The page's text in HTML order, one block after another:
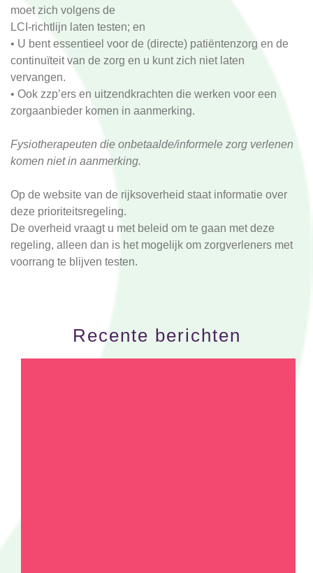
moet zich volgens de
LCI-richtlijn laten testen; en
• U bent essentieel voor de (directe) patiëntenzorg en de
continuïteit van de zorg en u kunt zich niet laten
vervangen.
• Ook zzp’ers en uitzendkrachten die werken voor een
zorgaanbieder komen in aanmerking.
Fysiotherapeuten die onbetaalde/informele zorg verlenen
komen niet in aanmerking.
Op de website van de rijksoverheid staat informatie over
deze prioriteitsregeling.
De overheid vraagt u met beleid om te gaan met deze
regeling, alleen dan is het mogelijk om zorgverleners met
voorrang te blijven testen.
Recente berichten